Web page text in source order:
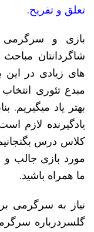
تعلق و تفریح.
بازی و
شاگردانتان مباحث
های زیادی در این
مبدع تئوری
بهتر یاد میگیریم.
یادگیرنده لازم
کلاس درس
مورد بازی جالب
ما همراه باشید.
نیاز به سرگرمی
گلسردرباره